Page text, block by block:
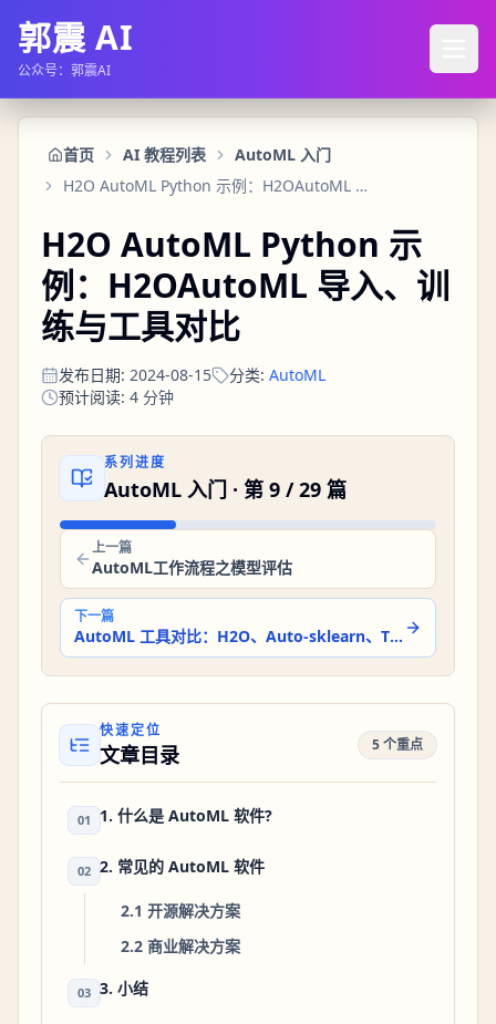
郭震 AI
公众号：郭震AI
首页 AI 教程列表
AutoML 入门
H2O AutoML Python 示例：H2OAutoML 导入、训练与工具对比
H2O AutoML Python 示
例：H2OAutoML 导入、训
练与工具对比
发布日期: 2024-08-15 分类: AutoML
预计阅读: 4 分钟
系列进度
AutoML 入门 · 第 9 /29 篇
上一篇
AutoML工作流程之模型评估
下一篇
AutoML 工具对比：H2O、Auto-sklearn、TPOT、Google AutoML 怎么选
快速定位
文章目录 5 个重点
01 1. 什么是 AutoML 软件?
02 2. 常见的 AutoML 软件
2.1 开源解决方案
2.2 商业解决方案
03 3. 小结